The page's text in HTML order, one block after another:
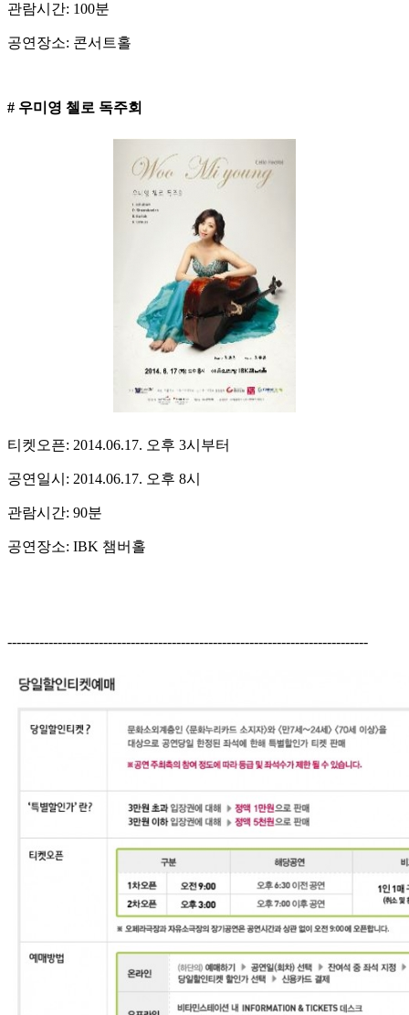
관람시간: 100분
공연장소: 콘서트홀
# 우미영 첼로 독주회
티켓오픈: 2014.06.17. 오후 3시부터
공연일시: 2014.06.17. 오후 8시
관람시간: 90분
공연장소: IBK 챔버홀
-------------------------------------------------------------------------------